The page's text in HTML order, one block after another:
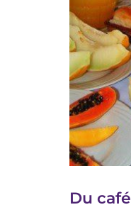
Du café